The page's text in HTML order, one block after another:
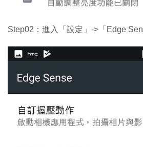
Step02：進入「設定」->「Edge